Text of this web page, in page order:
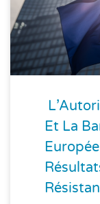
Et La